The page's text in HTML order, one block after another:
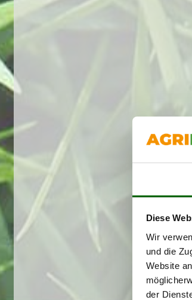
Diese
Wir
und die
Website
der